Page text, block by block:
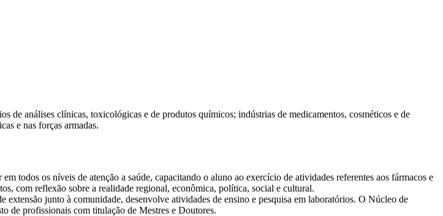
de análises clínicas, toxicológicas e de produtos químicos; indústrias de medicamentos, cosméticos e de
e nas forças armadas.
todos os níveis de atenção a saúde, capacitando o aluno ao exercício de atividades referentes aos fármacos e
com reflexão sobre a realidade regional, econômica, política, social e cultural.
junto à comunidade, desenvolve atividades de ensino e pesquisa em laboratórios. O Núcleo de
de profissionais com titulação de Mestres e Doutores.